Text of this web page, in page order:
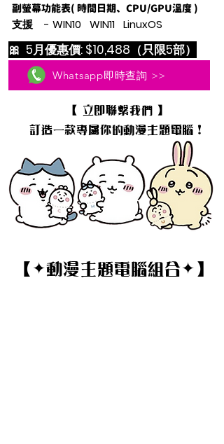
副螢幕功能表( 時間日期、CPU/GPU溫度 )
支援 - WIN10 WIN11 LinuxOS
🎀 5月優惠價: $10,488 （只限5部）
Whatsapp即時查詢 >>
【 立即聯繫我們 】
訂造一款專屬你的動漫主題電腦！
【✦動漫主題電腦組合✦】